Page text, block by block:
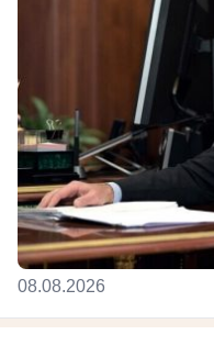
08.08.2026